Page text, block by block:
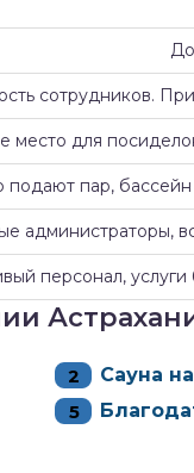
сотрудников.
место для
подают пар, бассейн
администраторы,
персонал,
Сауна